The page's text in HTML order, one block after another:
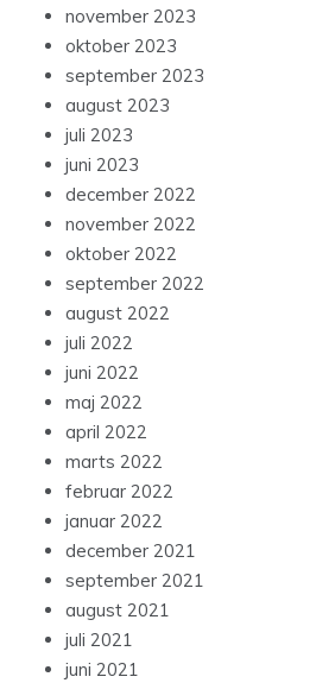
november 2023
oktober 2023
september 2023
august 2023
juli 2023
juni 2023
december 2022
november 2022
oktober 2022
september 2022
august 2022
juli 2022
juni 2022
maj 2022
april 2022
marts 2022
februar 2022
januar 2022
december 2021
september 2021
august 2021
juli 2021
juni 2021